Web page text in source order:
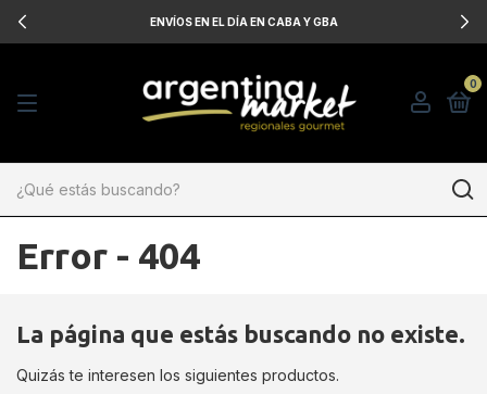
ENVÍOS EN EL DÍA EN CABA Y GBA
0
Error - 404
La página que estás buscando no existe.
Quizás te interesen los siguientes productos.